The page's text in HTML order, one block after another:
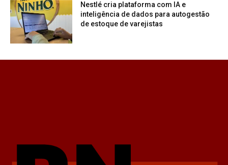
Nestlé cria plataforma com IA e
inteligência de dados para autogestão
de estoque de varejistas